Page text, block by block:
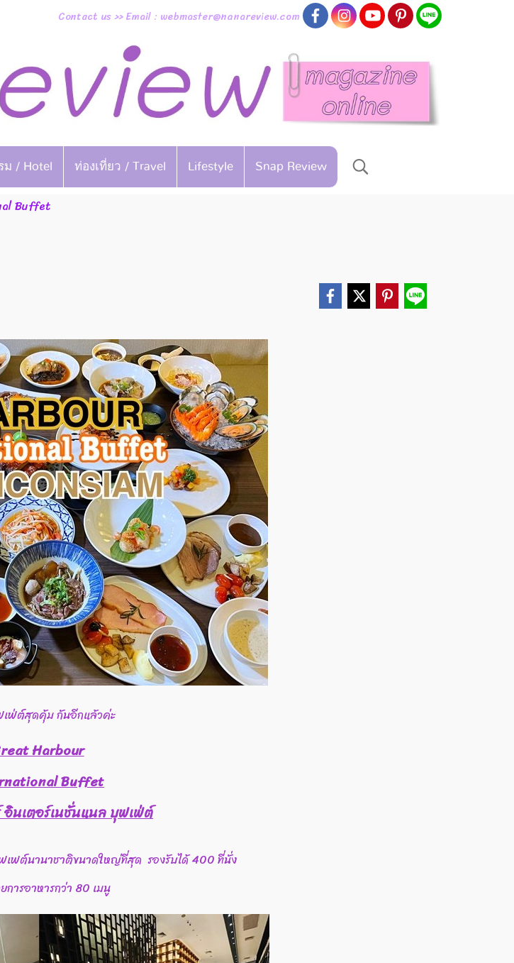
Contact us >> Email : webmaster@nanareview.com
ม / Hotel ท่องเที่ยว / Travel Lifestyle Snap Review
Buffet
ฟ่ต์สุดคุ้ม กันอีกแล้วค่ะ
Harbour
Buffet
อินเตอร์เนชั่นแนล บุฟเฟ่ต์
ฟต์นานาชาติขนาดใหญ่ที่สุด รองรับได้ 400 ที่นั่ง
การอาหารกว่า 80 เมนู